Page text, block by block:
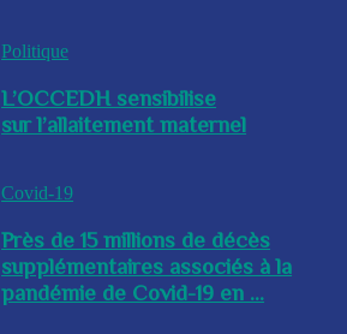
Politique
L’OCCEDH sensibilise
sur l’allaitement maternel
Covid-19
Près de 15 millions de décès
supplémentaires associés à la
pandémie de Covid-19 en ...